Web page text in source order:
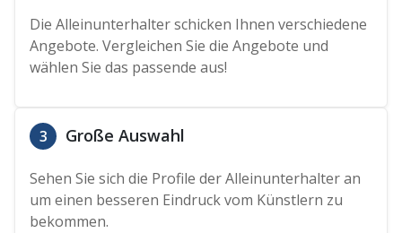
Die Alleinunterhalter schicken Ihnen verschiedene
Angebote. Vergleichen Sie die Angebote und
wählen Sie das passende aus!
3 Große Auswahl
Sehen Sie sich die Profile der Alleinunterhalter an
um einen besseren Eindruck vom Künstlern zu
bekommen.